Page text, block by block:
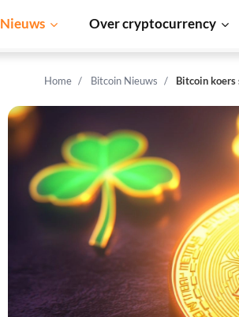
Nieuws Over cryptocurrency
Home Bitcoin Nieuws Bitcoin koers